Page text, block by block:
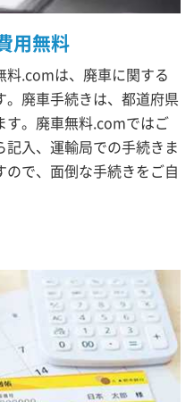
用無料
.comは、廃車に関する
廃車手続きは、都道府県
す。廃車無料.comではご
入、運輸局での手続きま
で、面倒な手続きをご自